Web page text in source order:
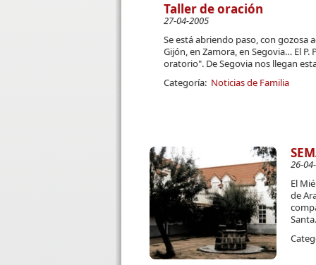
Taller de oración
27-04-2005
Se está abriendo paso, con gozosa
Gijón, en Zamora, en Segovia… El
oratorio". De Segovia nos llegan
Categoría: Noticias de Familia
26-
El
de
Santa.